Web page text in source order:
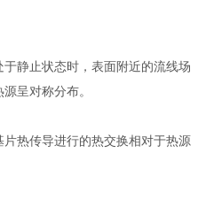
静止状态时，表面附近的流线场
呈对称分布。
热传导进行的热交换相对于热源